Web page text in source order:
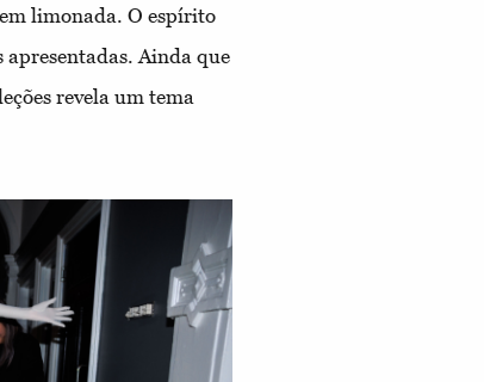
limonada. O espírito
apresentadas. Ainda que
revela um tema